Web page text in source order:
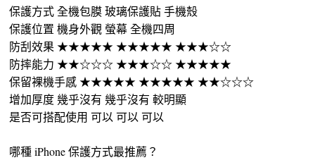
保護方式 全機包膜 玻璃保護貼 手機殼
保護位置 機身外觀 螢幕 全機四周
防刮效果 ★★★★★ ★★★★★ ★★★☆☆
防摔能力 ★★☆☆☆ ★★★☆☆ ★★★★★
保留裸機手感 ★★★★★ ★★★★★ ★★☆☆☆
增加厚度 幾乎沒有 幾乎沒有 較明顯
是否可搭配使用 可以 可以 可以
哪種 iPhone 保護方式最推薦？